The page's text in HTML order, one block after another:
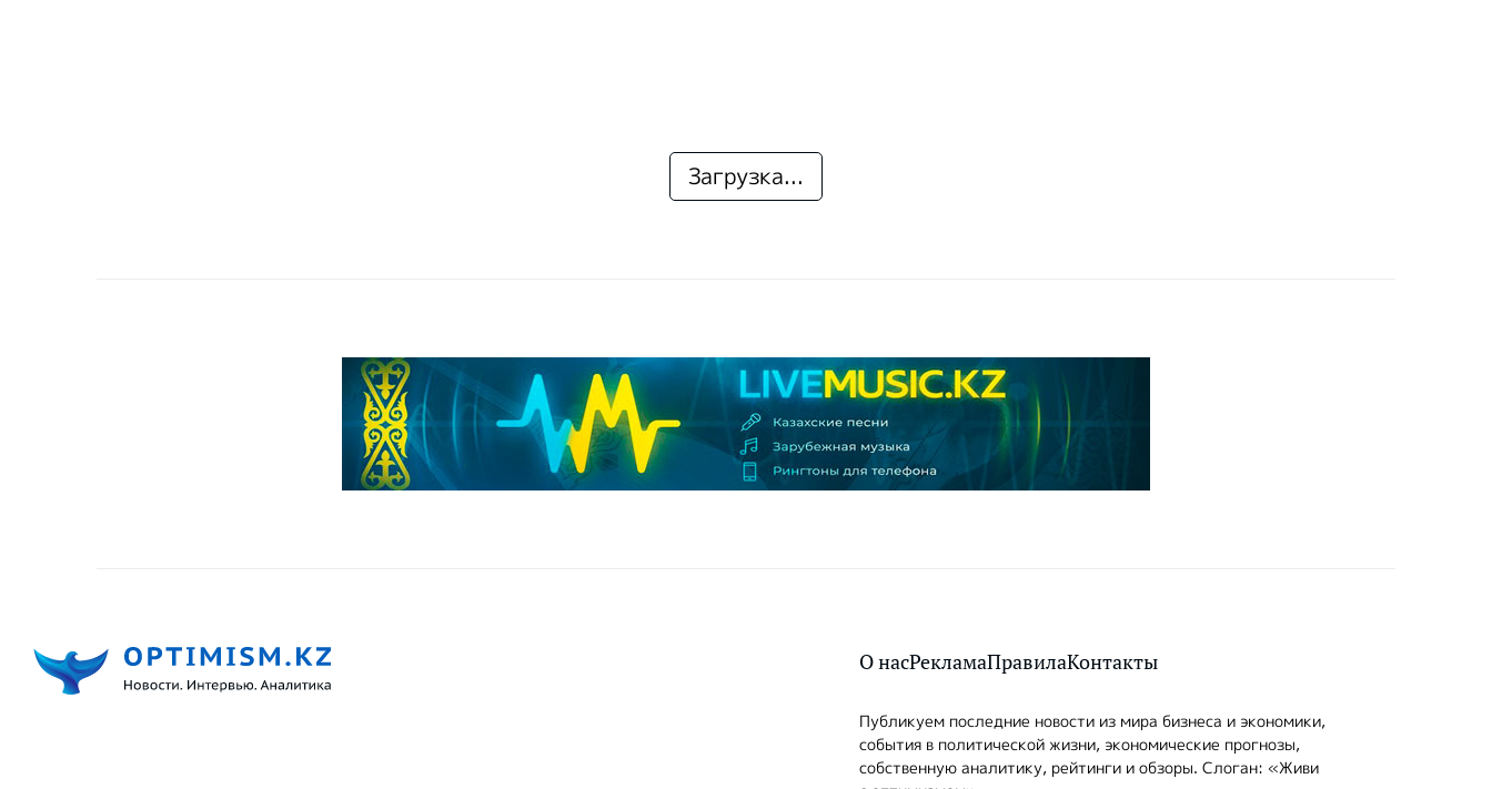
Загрузка...
О насРекламаПравилаКонтакты
Публикуем последние новости из мира бизнеса и экономики,
события в политической жизни, экономические прогнозы,
собственную аналитику, рейтинги и обзоры. Слоган: «Живи